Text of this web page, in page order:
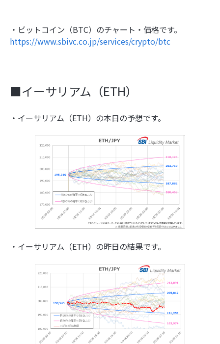
・ビットコイン（BTC）のチャート・価格です。
https://www.sbivc.co.jp/services/crypto/btc
■イーサリアム（ETH）
・イーサリアム（ETH）の本日の予想です。
・イーサリアム（ETH）の昨日の結果です。